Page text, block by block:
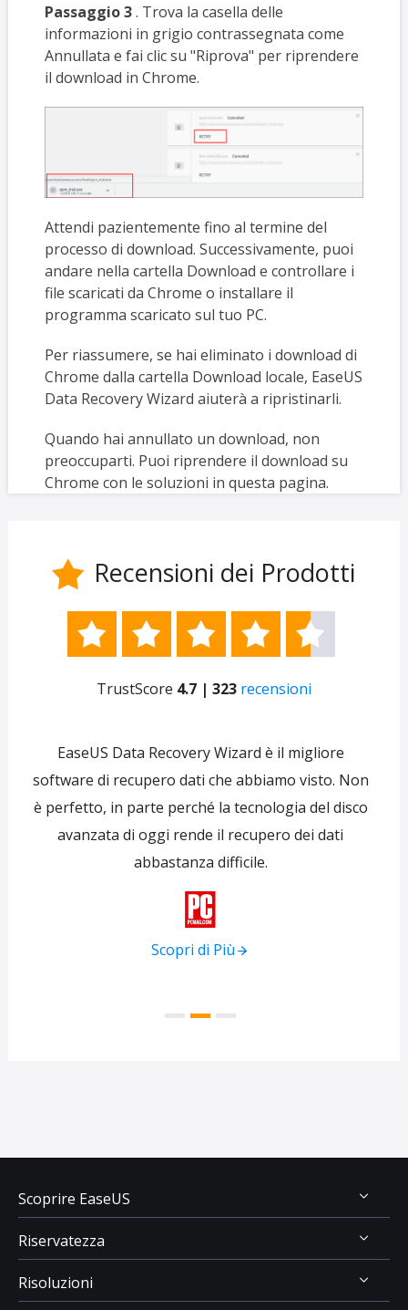
Passaggio 3. Trova la casella delle
informazioni in grigio contrassegnata come
Annullata e fai clic su "Riprova" per riprendere
il download in Chrome.
Attendi pazientemente fino al termine del
processo di download. Successivamente, puoi
andare nella cartella Download e controllare i
file scaricati da Chrome o installare il
programma scaricato sul tuo PC.
Per riassumere, se hai eliminato i download di
Chrome dalla cartella Download locale, EaseUS
Data Recovery Wizard aiuterà a ripristinarli.
Quando hai annullato un download, non
preoccuparti. Puoi riprendere il download su
Chrome con le soluzioni in questa pagina.
 Recensioni dei Prodotti
    
TrustScore 4.7 | 323 recensioni
EaseUS Data Recovery Wizard è il migliore
software di recupero dati che abbiamo visto. Non
è perfetto, in parte perché la tecnologia del disco
avanzata di oggi rende il recupero dei dati
abbastanza difficile.

Scopri di Più
Scoprire EaseUS
Chi Siamo
Recensioni & Premi
Riservatezza
Disinstallazione
Risoluzioni